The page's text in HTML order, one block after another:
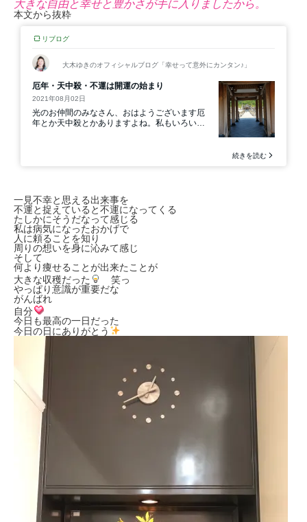
大きな自由と幸せと豊かさが手に入りましたから。
本文から抜粋
一見不幸と思える出来事を
不運と捉えていると不運になってくる
たしかにそうだなって感じる
私は病気になったおかげで
人に頼ることを知り
周りの想いを身に沁みて感じ
そして
何より痩せることが出来たことが
大きな収穫だった
笑っ
やっぱり意識が重要だな
がんばれ
自分
今日も最高の一日だった
今日の日にありがとう